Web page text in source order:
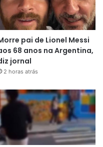
pai de Lionel Messi
68 anos na Argentina,
jornal
2 horas atrás